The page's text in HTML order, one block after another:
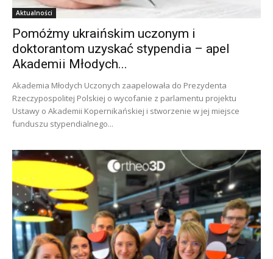
Aktualności
Pomóżmy ukraińskim uczonym i
doktorantom uzyskać stypendia – apel
Akademii Młodych...
Akademia Młodych Uczonych zaapelowała do Prezydenta
Rzeczypospolitej Polskiej o wycofanie z parlamentu projektu
Ustawy o Akademii Kopernikańskiej i stworzenie w jej miejsce
funduszu stypendialnego...